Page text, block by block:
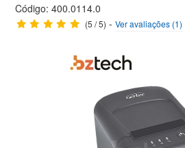
Código: 400.0114.0
(5 / 5) -Ver avaliações (1)